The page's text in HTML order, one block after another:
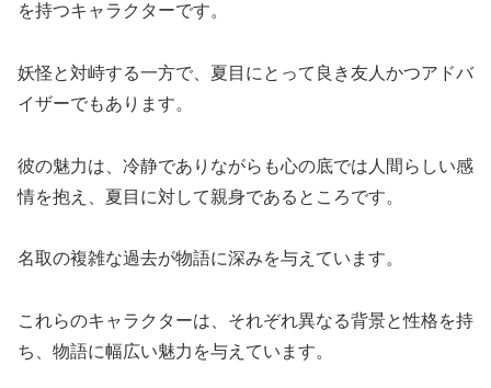
を持つキャラクターです。
妖怪と対峙する一方で、夏目にとって良き友人かつアドバ
イザーでもあります。
彼の魅力は、冷静でありながらも心の底では人間らしい感
情を抱え、夏目に対して親身であるところです。
名取の複雑な過去が物語に深みを与えています。
これらのキャラクターは、それぞれ異なる背景と性格を持
ち、物語に幅広い魅力を与えています。